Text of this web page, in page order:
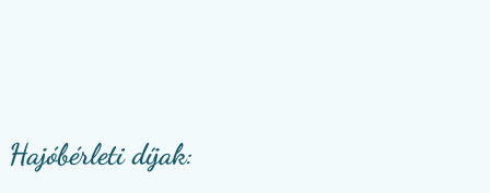
Hajóbérleti díjak: